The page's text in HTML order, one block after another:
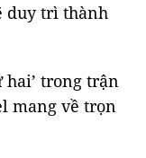
duy trì thành
trong trận
mang về trọn